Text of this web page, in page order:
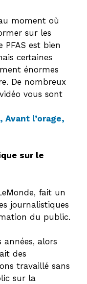
moment où
sur les
PFAS est bien
certaines
énormes
De nombreux
vous sont
Avant l’orage,
sur le
fait un
journalistiques
du public.
années, alors
des
travaillé sans
sur la